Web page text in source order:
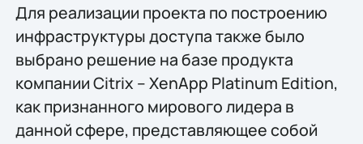
Для реализации проекта по построению
инфраструктуры доступа также было
выбрано решение на базе продукта
компании Citrix – XenApp Platinum Edition,
как признанного мирового лидера в
данной сфере, представляющее собой